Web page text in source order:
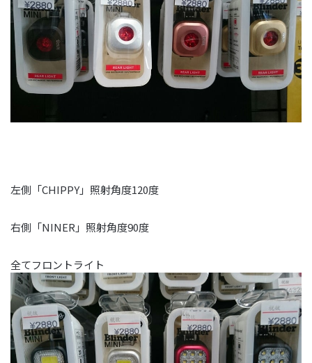
左側「CHIPPY」照射角度120度
右側「NINER」照射角度90度
全てフロントライト